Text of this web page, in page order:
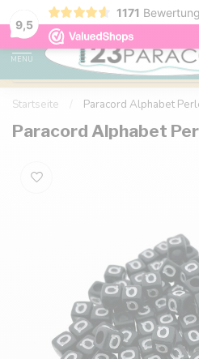
9,5
1171
Kostenlose Lieferung nach Hause
MENU
Startseite Paracord Alphabet
Paracord Alphabet